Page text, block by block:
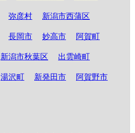
弥彦村 新潟市西蒲区
長岡市 妙高市 阿賀町
新潟市秋葉区 出雲崎町
湯沢町 新発田市 阿賀野市